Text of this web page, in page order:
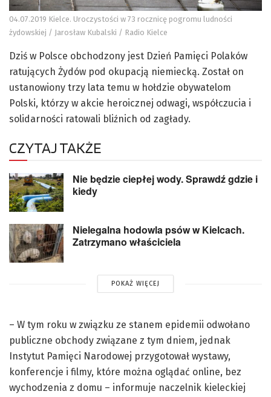
04.07.2019 Kielce. Uroczystości w 73 rocznicę pogromu ludności
żydowskiej / Jarosław Kubalski / Radio Kielce
Dziś w Polsce obchodzony jest Dzień Pamięci Polaków
ratujących Żydów pod okupacją niemiecką. Został on
ustanowiony trzy lata temu w hołdzie obywatelom
Polski, którzy w akcie heroicznej odwagi, współczucia i
solidarności ratowali bliźnich od zagłady.
CZYTAJ TAKŻE
Nie będzie ciepłej wody. Sprawdź gdzie i
kiedy
Nielegalna hodowla psów w Kielcach.
Zatrzymano właściciela
POKAŻ WIĘCEJ
– W tym roku w związku ze stanem epidemii odwołano
publiczne obchody związane z tym dniem, jednak
Instytut Pamięci Narodowej przygotował wystawy,
konferencje i filmy, które można oglądać online, bez
wychodzenia z domu – informuje naczelnik kieleckiej